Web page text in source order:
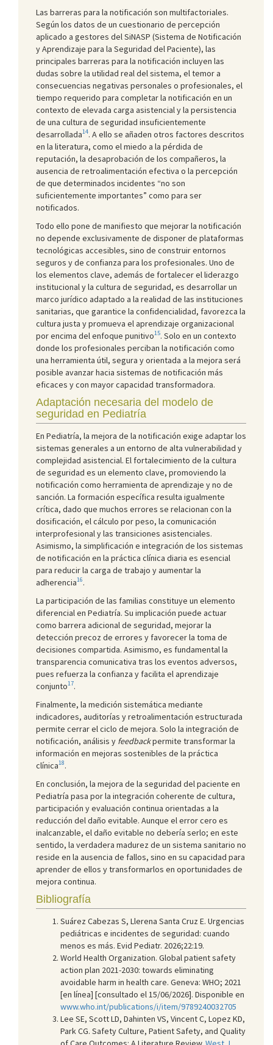
Las barreras para la notificación son multifactoriales.
Según los datos de un cuestionario de percepción
aplicado a gestores del SiNASP (Sistema de Notificación
y Aprendizaje para la Seguridad del Paciente), las
principales barreras para la notificación incluyen las
dudas sobre la utilidad real del sistema, el temor a
consecuencias negativas personales o profesionales, el
tiempo requerido para completar la notificación en un
contexto de elevada carga asistencial y la persistencia
de una cultura de seguridad insuficientemente
desarrollada14. A ello se añaden otros factores descritos
en la literatura, como el miedo a la pérdida de
reputación, la desaprobación de los compañeros, la
ausencia de retroalimentación efectiva o la percepción
de que determinados incidentes “no son
suficientemente importantes” como para ser
notificados.
Todo ello pone de manifiesto que mejorar la notificación
no depende exclusivamente de disponer de plataformas
tecnológicas accesibles, sino de construir entornos
seguros y de confianza para los profesionales. Uno de
los elementos clave, además de fortalecer el liderazgo
institucional y la cultura de seguridad, es desarrollar un
marco jurídico adaptado a la realidad de las instituciones
sanitarias, que garantice la confidencialidad, favorezca la
cultura justa y promueva el aprendizaje organizacional
por encima del enfoque punitivo15. Solo en un contexto
donde los profesionales perciban la notificación como
una herramienta útil, segura y orientada a la mejora será
posible avanzar hacia sistemas de notificación más
eficaces y con mayor capacidad transformadora.
Adaptación necesaria del modelo de
seguridad en Pediatría
En Pediatría, la mejora de la notificación exige adaptar los
sistemas generales a un entorno de alta vulnerabilidad y
complejidad asistencial. El fortalecimiento de la cultura
de seguridad es un elemento clave, promoviendo la
notificación como herramienta de aprendizaje y no de
sanción. La formación específica resulta igualmente
crítica, dado que muchos errores se relacionan con la
dosificación, el cálculo por peso, la comunicación
interprofesional y las transiciones asistenciales.
Asimismo, la simplificación e integración de los sistemas
de notificación en la práctica clínica diaria es esencial
para reducir la carga de trabajo y aumentar la
adherencia16.
La participación de las familias constituye un elemento
diferencial en Pediatría. Su implicación puede actuar
como barrera adicional de seguridad, mejorar la
detección precoz de errores y favorecer la toma de
decisiones compartida. Asimismo, es fundamental la
transparencia comunicativa tras los eventos adversos,
pues refuerza la confianza y facilita el aprendizaje
conjunto17.
Finalmente, la medición sistemática mediante
indicadores, auditorías y retroalimentación estructurada
permite cerrar el ciclo de mejora. Solo la integración de
notificación, análisis y feedbackpermite transformar la
información en mejoras sostenibles de la práctica
clínica18.
En conclusión, la mejora de la seguridad del paciente en
Pediatría pasa por la integración coherente de cultura,
participación y evaluación continua orientadas a la
reducción del daño evitable. Aunque el error cero es
inalcanzable, el daño evitable no debería serlo; en este
sentido, la verdadera madurez de un sistema sanitario no
reside en la ausencia de fallos, sino en su capacidad para
aprender de ellos y transformarlos en oportunidades de
mejora continua.
Bibliografía
Suárez Cabezas S, Llerena Santa Cruz E. Urgencias
pediátricas e incidentes de seguridad: cuando
menos es más. Evid Pediatr. 2026;22:19.
World Health Organization. Global patient safety
action plan 2021-2030: towards eliminating
avoidable harm in health care. Geneva: WHO; 2021
[en línea] [consultado el 15/06/2026]. Disponible en
www.who.int/publications/i/item/9789240032705
Lee SE, Scott LD, Dahinten VS, Vincent C, Lopez KD,
Park CG. Safety Culture, Patient Safety, and Quality